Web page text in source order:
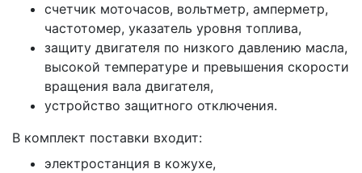
счетчик моточасов, вольтметр, амперметр,
частотомер, указатель уровня топлива,
защиту двигателя по низкого давлению масла,
высокой температуре и превышения скорости
вращения вала двигателя,
устройство защитного отключения.
В комплект поставки входит:
электростанция в кожухе,